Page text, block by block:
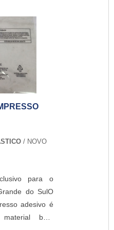
clientes em
Aproveite
.
termoplástica.
pelo ótimo
ter, com
fosco ou
do aspecto
também se
qualidade e
/ NOVO
para o
do SulO
adesivo é
bem